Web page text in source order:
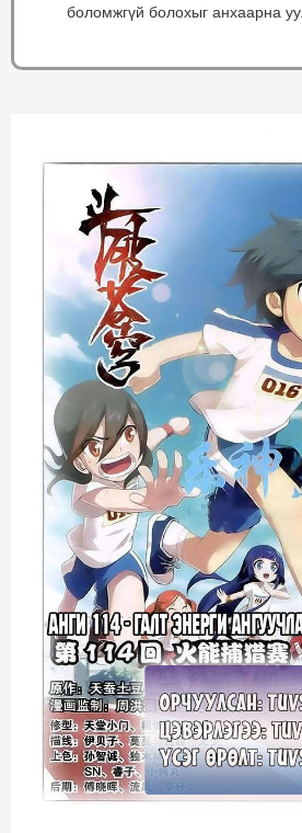
боломжгүй болохыг анхаарна уу.